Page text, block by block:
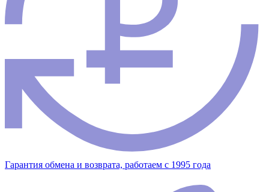
Гарантия обмена и возврата, работаем с 1995 года